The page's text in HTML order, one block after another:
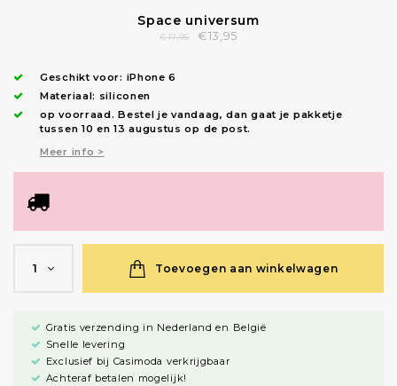
Space universum
€17,95 €13,95
Geschikt voor: iPhone 6
Materiaal: siliconen
op voorraad.Bestel je vandaag, dan gaat je pakketje
tussen 10 en 13 augustus op de post.
Meer info >
1 Toevoegen aan winkelwagen
Gratis verzending in Nederland en België
Snelle levering
Exclusief bij Casimoda verkrijgbaar
Achteraf betalen mogelijk!